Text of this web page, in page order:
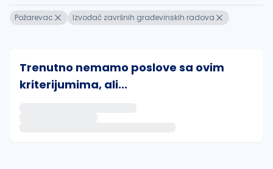
Požarevac Izvođač završnih građevinskih radova
Trenutno nemamo poslove sa ovim
kriterijumima, ali...